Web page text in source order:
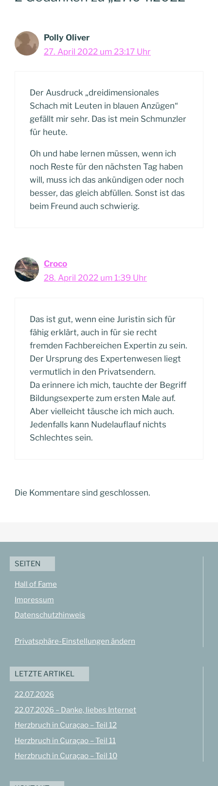
Polly Oliver
27. April 2022 um 23:17 Uhr
Der Ausdruck „dreidimensionales
Schach mit Leuten in blauen Anzügen“
gefällt mir sehr. Das ist mein Schmunzler
für heute.
Oh und habe lernen müssen, wenn ich
noch Reste für den nächsten Tag haben
will, muss ich das ankündigen oder noch
besser, das gleich abfüllen. Sonst ist das
beim Freund auch schwierig.
Croco
28. April 2022 um 1:39 Uhr
Das ist gut, wenn eine Juristin sich für
fähig erklärt, auch in für sie recht
fremden Fachbereichen Expertin zu sein.
Der Ursprung des Expertenwesen liegt
vermutlich in den Privatsendern.
Da erinnere ich mich, tauchte der Begriff
Bildungsexperte zum ersten Male auf.
Aber vielleicht täusche ich mich auch.
Jedenfalls kann Nudelauflauf nichts
Schlechtes sein.
Die Kommentare sind geschlossen.
SEITEN
Hall of Fame
Impressum
Datenschutzhinweis
Privatsphäre-Einstellungen ändern
LETZTE ARTIKEL
22.07.2026
22.07.2026 – Danke, liebes Internet
Herzbruch in Curaçao – Teil 12
Herzbruch in Curaçao – Teil 11
Herzbruch in Curaçao – Teil 10